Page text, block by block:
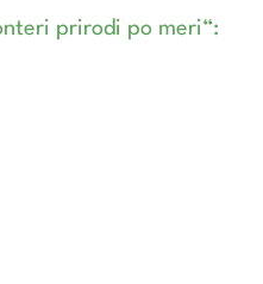
prirodi po meri“: